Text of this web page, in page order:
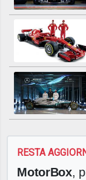
RESTA
MotorBox,